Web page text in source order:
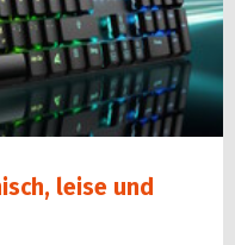
leise und